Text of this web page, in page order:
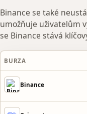
Binance se také
umožňuje uživatelům
se Binance stává
BURZA
Binance